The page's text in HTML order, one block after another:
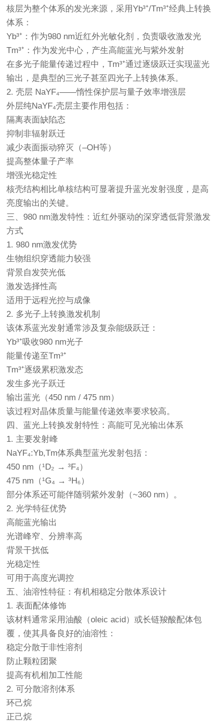
核层为整个体系的发光来源，采用Yb³⁺/Tm³⁺经典上转换
体系：
Yb³⁺：作为980 nm近红外光敏化剂，负责吸收激发光
Tm³⁺：作为发光中心，产生高能蓝光与紫外发射
在多光子能量传递过程中，Tm³⁺通过逐级跃迁实现蓝光
输出，是典型的三光子甚至四光子上转换体系。
2. 壳层 NaYF₄——惰性保护层与量子效率增强层
外层纯NaYF₄壳层主要作用包括：
隔离表面缺陷态
抑制非辐射跃迁
减少表面振动猝灭（–OH等）
提高整体量子产率
增强光稳定性
核壳结构相比单核结构可显著提升蓝光发射强度，是高
亮度输出的关键。
三、980 nm激发特性：近红外驱动的深穿透低背景激发
方式
1. 980 nm激发优势
生物组织穿透能力较强
背景自发荧光低
激发选择性高
适用于远程光控与成像
2. 多光子上转换激发机制
该体系蓝光发射通常涉及复杂能级跃迁：
Yb³⁺吸收980 nm光子
能量传递至Tm³⁺
Tm³⁺逐级累积激发态
发生多光子跃迁
输出蓝光（450 nm / 475 nm）
该过程对晶体质量与能量传递效率要求较高。
四、蓝光上转换发射特性：高能可见光输出体系
1. 主要发射峰
NaYF₄:Yb,Tm体系典型蓝光发射包括：
450 nm（¹D₂ → ³F₄）
475 nm（¹G₄ → ³H₆）
部分体系还可能伴随弱紫外发射（~360 nm）。
2. 光学特征优势
高能蓝光输出
光谱峰窄、分辨率高
背景干扰低
光稳定性
可用于高度光调控
五、油溶性特征：有机相稳定分散体系设计
1. 表面配体修饰
该材料通常采用油酸（oleic acid）或长链羧酸配体包
覆，使其具备良好的油溶性：
稳定分散于非性溶剂
防止颗粒团聚
提高有机相加工性能
2. 可分散溶剂体系
环己烷
正己烷